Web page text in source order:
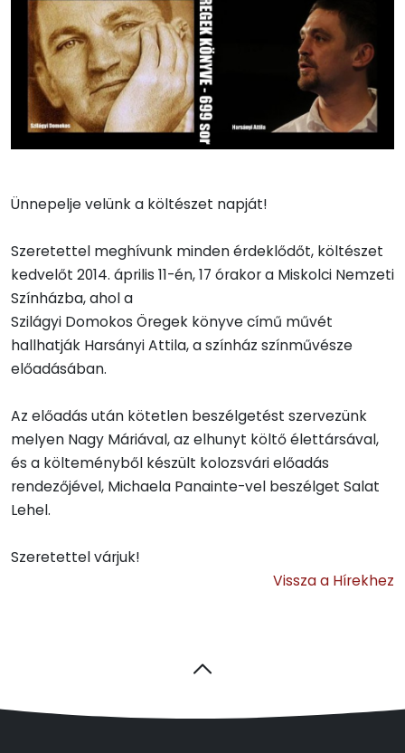
Ünnepelje velünk a költészet napját!
Szeretettel meghívunk minden érdeklődőt, költészet
kedvelőt 2014. április 11-én, 17 órakor a Miskolci Nemzeti
Színházba, ahol a
Szilágyi Domokos Öregek könyve című művét
hallhatják Harsányi Attila, a színház színművésze
előadásában.
Az előadás után kötetlen beszélgetést szervezünk
melyen Nagy Máriával, az elhunyt költő élettársával,
és a költeményből készült kolozsvári előadás
rendezőjével, Michaela Panainte-vel beszélget Salat
Lehel.
Szeretettel várjuk!
Vissza a Hírekhez